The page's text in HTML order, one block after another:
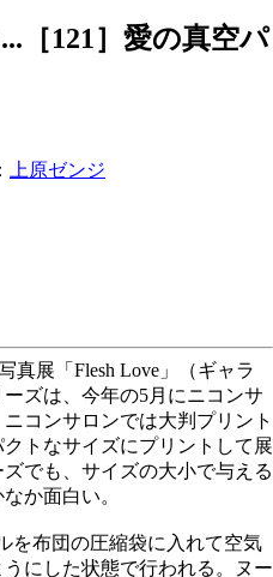
［121］愛の真空パ
上原ゼンジ
真展「Flesh Love」（ギャラ
ズは、今年の5月にニコンサ
コンサロンでは大判プリント
トなサイズにプリントして展
でも、サイズの大小で与える
か面白い。
を布団の圧縮袋に入れて空気
にした状態で行われる。ヌー